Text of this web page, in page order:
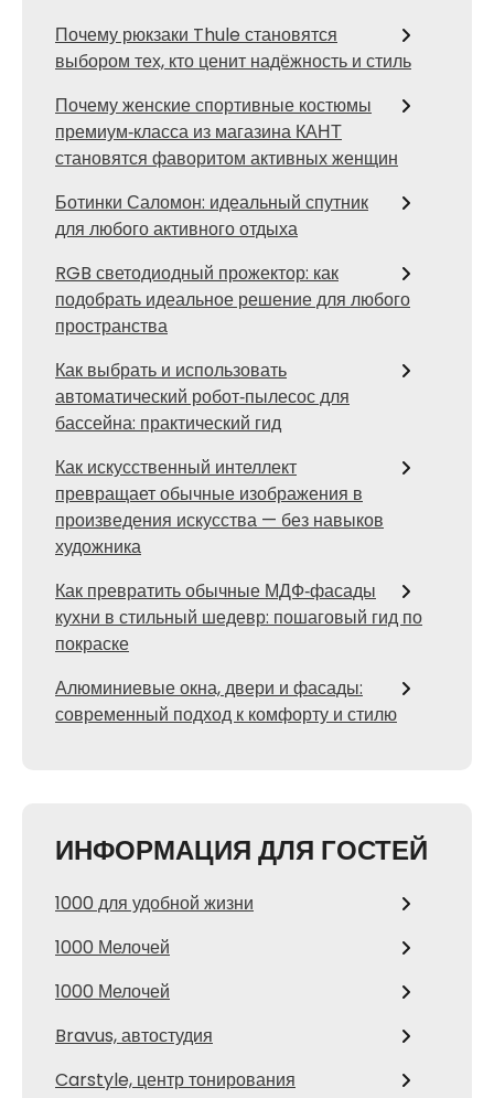
Почему рюкзаки Thule становятся
выбором тех, кто ценит надёжность и стиль
Почему женские спортивные костюмы
премиум‑класса из магазина КАНТ
становятся фаворитом активных женщин
Ботинки Саломон: идеальный спутник
для любого активного отдыха
RGB светодиодный прожектор: как
подобрать идеальное решение для любого
пространства
Как выбрать и использовать
автоматический робот‑пылесос для
бассейна: практический гид
Как искусственный интеллект
превращает обычные изображения в
произведения искусства — без навыков
художника
Как превратить обычные МДФ‑фасады
кухни в стильный шедевр: пошаговый гид по
покраске
Алюминиевые окна, двери и фасады:
современный подход к комфорту и стилю
ИНФОРМАЦИЯ ДЛЯ ГОСТЕЙ
1000 для удобной жизни
1000 Мелочей
1000 Мелочей
Bravus, автостудия
Carstyle, центр тонирования